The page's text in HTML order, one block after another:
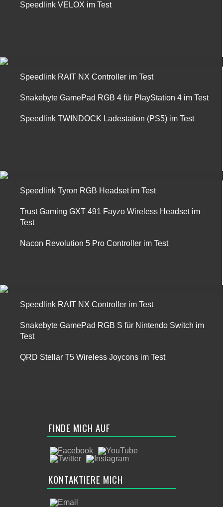
Speedlink VELOX im Test
Speedlink RAIT NX Controller im Test
Snakebyte GamePad RGB 4 für PlayStation 4 im Test
Speedlink TWINDOCK Ladestation (PS5) im Test
Speedlink Tyron RGB Headset im Test
Trust Gaming GXT 491 Fayzo Wireless Headset im
Test
Nacon Revolution 5 Pro Controller im Test
Speedlink RAIT NX Controller im Test
Snakebyte GamePad RGB S für Nintendo Switch im
Test
QRD Stellar T5 Wireless Joycons im Test
FINDE MICH AUF
KONTAKTIERE MICH